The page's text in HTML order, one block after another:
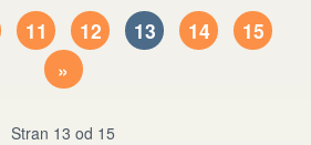
11 12 13 14
15
»
Stran 13 od 15